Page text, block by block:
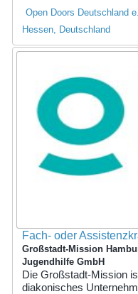
Open Doors Deutschland
Hessen, Deutschland
Fach- oder
Großstadt-Mission
Jugendhilfe GmbH
Die Großstadt-Mission
diakonisches